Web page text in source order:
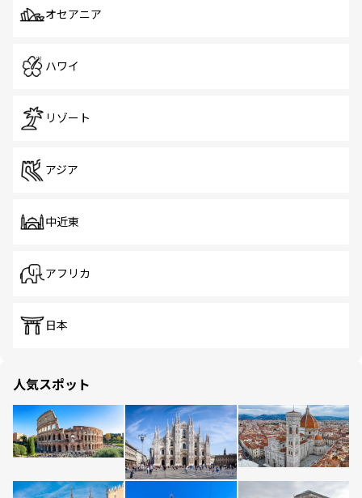
オセアニア
ハワイ
リゾート
アジア
中近東
アフリカ
日本
人気スポット